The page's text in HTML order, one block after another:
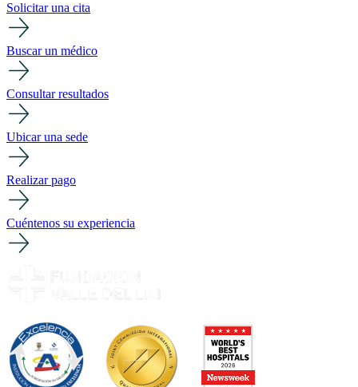
Solicitar una cita
Buscar un médico
Consultar resultados
Ubicar una sede
Realizar pago
Cuéntenos su experiencia